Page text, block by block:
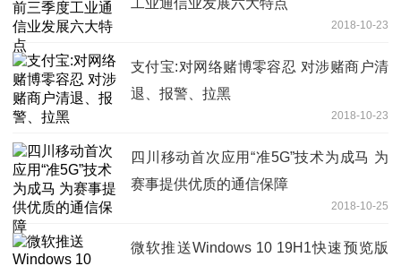
工业通信业发展六大特点
2018-10-23
支付宝:对网络赌博零容忍 对涉赌商户清
退、报警、拉黑
2018-10-23
四川移动首次应用“准5G”技术为成马 为
赛事提供优质的通信保障
2018-10-25
微软推送Windows 10 19H1快速预览版